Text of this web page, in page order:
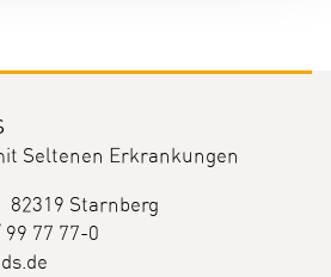
Seltenen Erkrankungen
82319 Starnberg
99 77 77-0